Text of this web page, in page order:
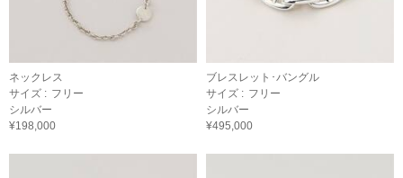
ネックレス
サイズ : フリー
シルバー
¥198,000
ブレスレット･バングル
サイズ : フリー
シルバー
¥495,000